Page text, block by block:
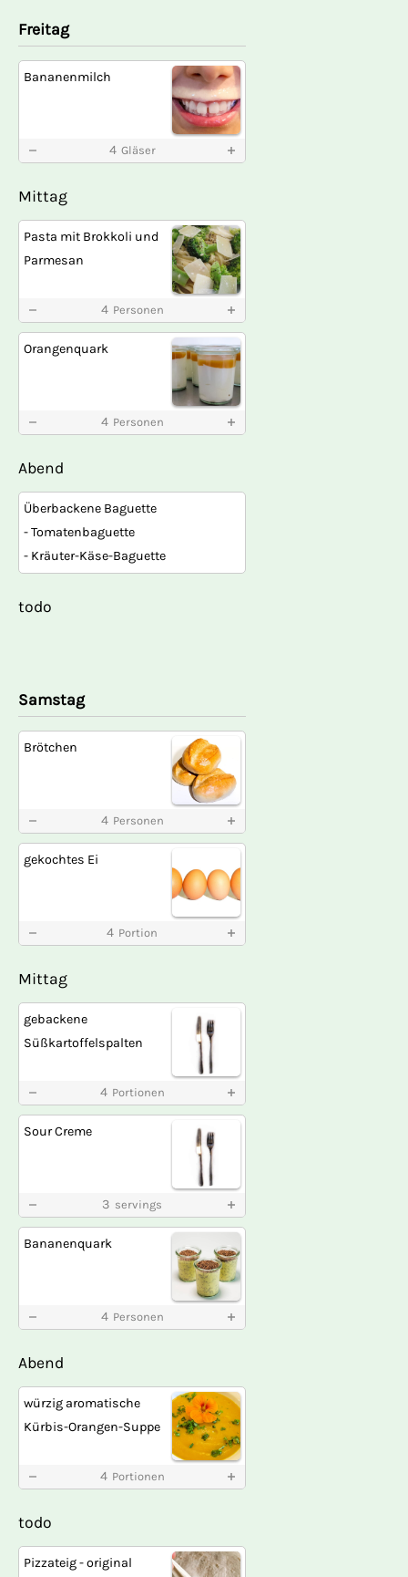
Freitag
Bananenmilch
4 Gläser
Mittag
Pasta mit Brokkoli und
Parmesan
4 Personen
Orangenquark
4 Personen
Abend
Überbackene Baguette
- Tomatenbaguette
- Kräuter-Käse-Baguette
todo
Samstag
Brötchen
4 Personen
gekochtes Ei
4 Portion
Mittag
gebackene
Süßkartoffelspalten
4 Portionen
Sour Creme
3 servings
Bananenquark
4 Personen
Abend
würzig aromatische
Kürbis-Orangen-Suppe
4 Portionen
todo
Pizzateig - original